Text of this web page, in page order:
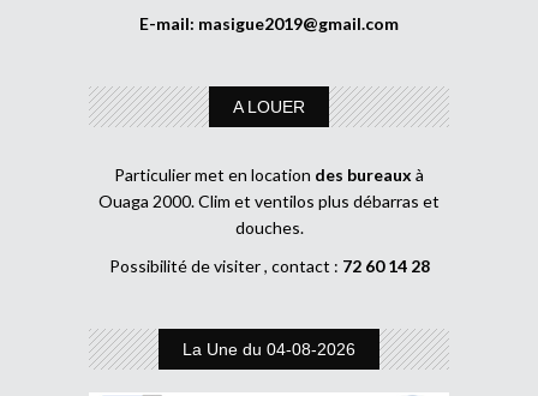
E-mail: masigue2019@gmail.com
A LOUER
Particulier met en location des bureaux à
Ouaga 2000. Clim et ventilos plus débarras et
douches.
Possibilité de visiter , contact : 72 60 14 28
La Une du 04-08-2026